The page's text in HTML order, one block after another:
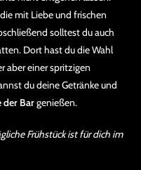
mit Liebe und frischen
solltest du auch
Dort hast du die Wahl
aber einer spritzigen
du deine Getränke und
der Bargenießen.
Frühstück ist für dich im